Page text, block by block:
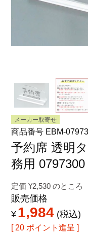
facebook
プライバシーポ
特定商取引法に
メーカー取寄せ
商品番号 EBM-
予約席 透明
務用 0797300
定価 ¥2,530 のところ
販売価格
¥ 1,984 税込
20 ポイント進呈 ]